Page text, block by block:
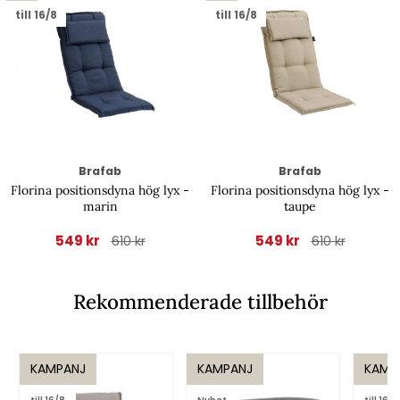
till 16/8
Brafab
Florina positionsdyna hög lyx -
marin
549 kr 610 kr
till 16/8
Brafab
Florina positionsdyna hög lyx -
taupe
549 kr 610 kr
Rekommenderade tillbehör
KAMPANJ KAMPANJ